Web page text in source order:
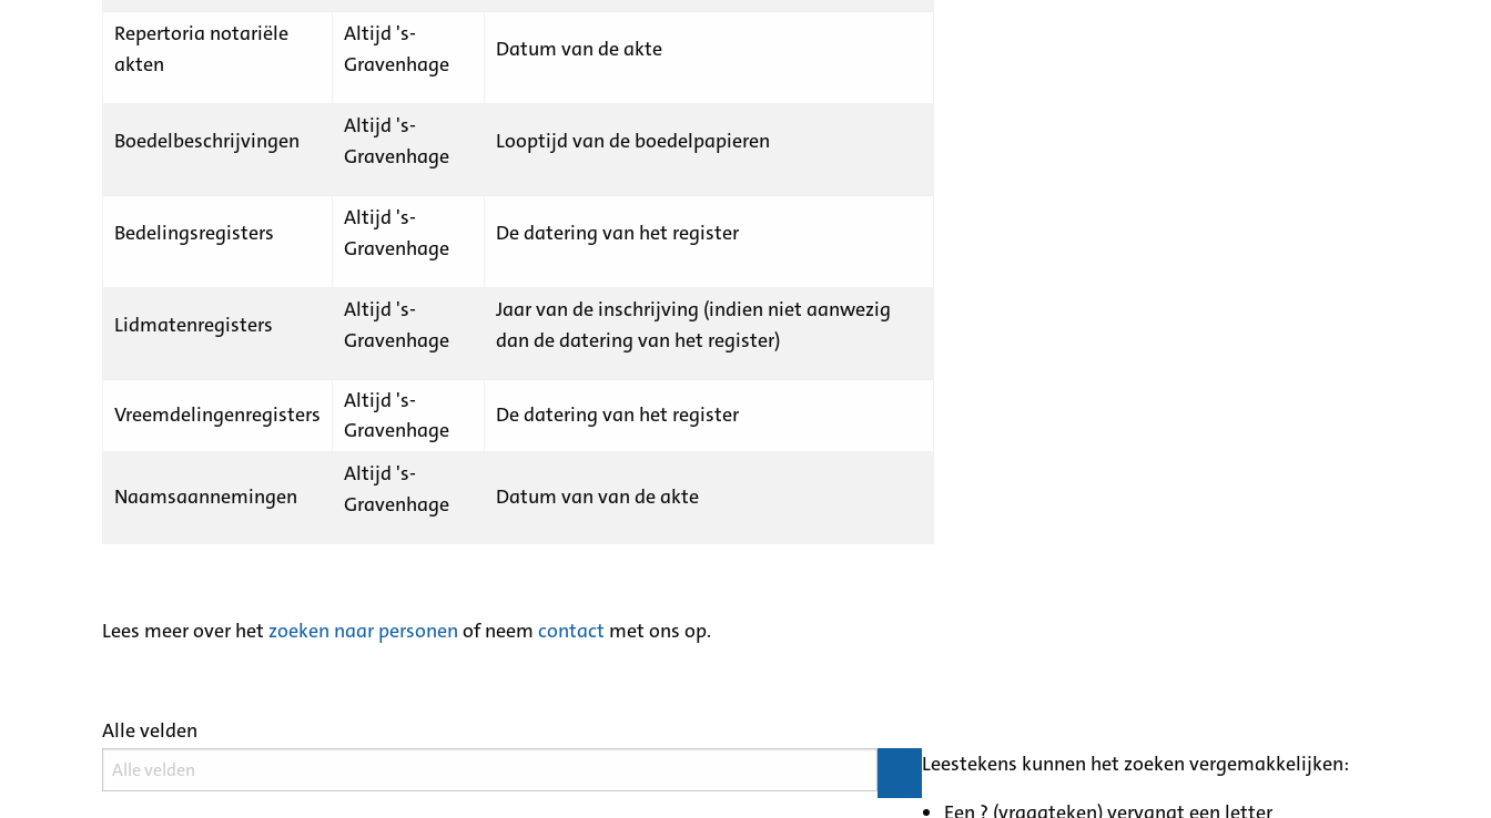
Repertoria notariële
akten
Altijd 's-
Gravenhage
Datum van de akte
Boedelbeschrijvingen
Altijd 's-
Gravenhage
Looptijd van de boedelpapieren
Bedelingsregisters
Altijd 's-
Gravenhage
De datering van het register
Lidmatenregisters
Altijd 's-
Gravenhage
Jaar van de inschrijving (indien niet aanwezig
dan de datering van het register)
Vreemdelingenregisters
Altijd 's-
Gravenhage
De datering van het register
Naamsaannemingen
Altijd 's-
Gravenhage
Datum van van de akte
Lees meer over het zoeken naar personen of neem contact met ons op.
Alle velden
Leestekens kunnen het zoeken vergemakkelijken:
Een ? (vraagteken) vervangt een letter